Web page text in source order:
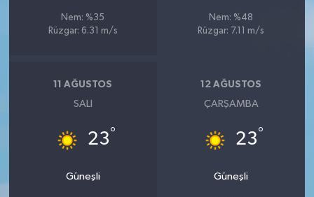
Nem: %35
Rüzgar: 6.31 m/s
Nem: %48
Rüzgar: 7.11 m/s
11 AĞUSTOS
SALI
23°
Güneşli
12 AĞUSTOS
ÇARŞAMBA
23°
Güneşli